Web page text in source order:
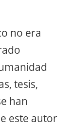
no era
tesis,
han
este autor